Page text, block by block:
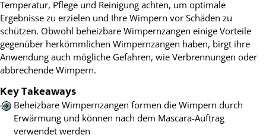
Temperatur, Pflege und Reinigung achten, um optimale
Ergebnisse zu erzielen und Ihre Wimpern vor Schäden zu
schützen. Obwohl beheizbare Wimpernzangen einige Vorteile
gegenüber herkömmlichen Wimpernzangen haben, birgt ihre
Anwendung auch mögliche Gefahren, wie Verbrennungen oder
abbrechende Wimpern.
Key Takeaways
Beheizbare Wimpernzangen formen die Wimpern durch
Erwärmung und können nach dem Mascara-Auftrag
verwendet werden